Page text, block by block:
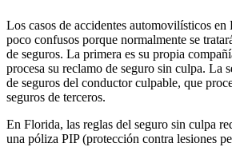
Los casos de accidentes automovilísticos en
poco confusos porque normalmente se
de seguros. La primera es su propia
procesa su reclamo de seguro sin culpa. La
de seguros del conductor culpable, que
seguros de terceros.
En Florida, las reglas del seguro sin culpa
una póliza PIP (protección contra lesiones